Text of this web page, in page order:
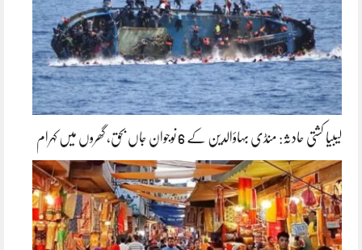
لیبیا کشتی حادثہ: منڈی بہاؤالدین کے 6 نوجوان جاں بحق، گھروں میں کہرام